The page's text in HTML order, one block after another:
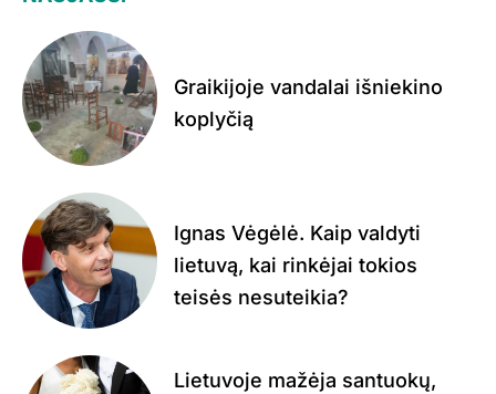
Graikijoje vandalai išniekino
koplyčią
Ignas Vėgėlė. Kaip valdyti
lietuvą, kai rinkėjai tokios
teisės nesuteikia?
Lietuvoje mažėja santuokų,